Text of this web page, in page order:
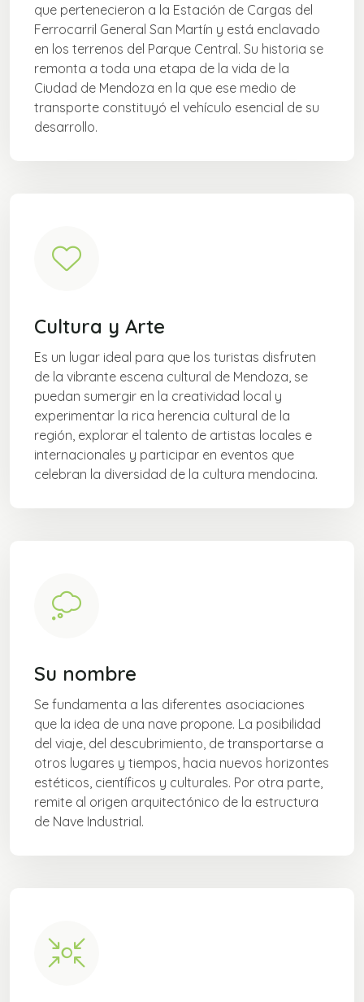
que pertenecieron a la Estación de Cargas del
Ferrocarril General San Martín y está enclavado
en los terrenos del Parque Central. Su historia se
remonta a toda una etapa de la vida de la
Ciudad de Mendoza en la que ese medio de
transporte constituyó el vehículo esencial de su
desarrollo.
Cultura y Arte
Es un lugar ideal para que los turistas disfruten
de la vibrante escena cultural de Mendoza, se
puedan sumergir en la creatividad local y
experimentar la rica herencia cultural de la
región, explorar el talento de artistas locales e
internacionales y participar en eventos que
celebran la diversidad de la cultura mendocina.
Su nombre
Se fundamenta a las diferentes asociaciones
que la idea de una nave propone. La posibilidad
del viaje, del descubrimiento, de transportarse a
otros lugares y tiempos, hacia nuevos horizontes
estéticos, científicos y culturales. Por otra parte,
remite al origen arquitectónico de la estructura
de Nave Industrial.